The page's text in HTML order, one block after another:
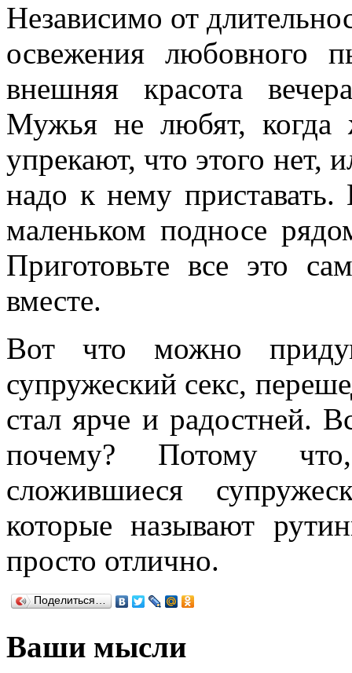
Независимо от
освежения любовного
внешняя красота
Мужья не любят,
упрекают, что этого нет,
надо к нему
маленьком подносе
Приготовьте все это
вместе.
Вот что можно
супружеский секс,
стал ярче и радостней.
почему? Потому
сложившиеся
которые называют
просто отлично.
Поделиться…
Ваши мысли